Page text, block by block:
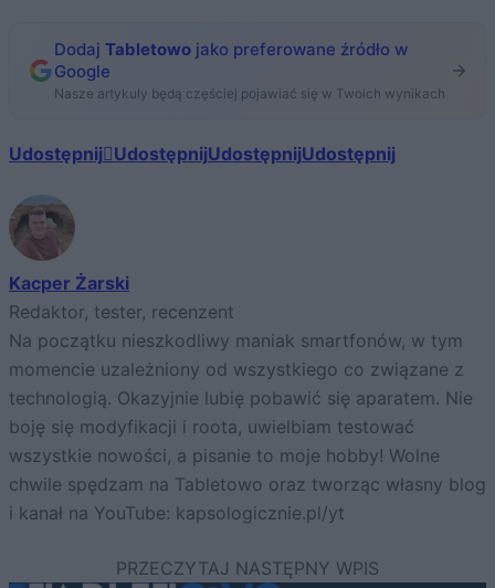
Dodaj Tabletowo jako preferowane źródło w
Google
Nasze artykuły będą częściej pojawiać się w Twoich wynikach
Udostępnij UdostępnijUdostępnijUdostępnij
Kacper Żarski
Redaktor, tester, recenzent
Na początku nieszkodliwy maniak smartfonów, w tym
momencie uzależniony od wszystkiego co związane z
technologią. Okazyjnie lubię pobawić się aparatem. Nie
boję się modyfikacji i roota, uwielbiam testować
wszystkie nowości, a pisanie to moje hobby! Wolne
chwile spędzam na Tabletowo oraz tworząc własny blog
i kanał na YouTube: kapsologicznie.pl/yt